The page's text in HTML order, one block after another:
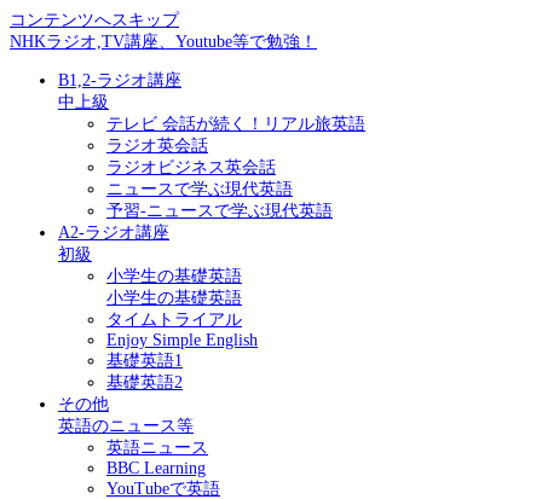
コンテンツへスキップ
NHKラジオ,TV講座、Youtube等で勉強！
B1,2-ラジオ講座
中上級
テレビ 会話が続く！リアル旅英語
ラジオ英会話
ラジオビジネス英会話
ニュースで学ぶ現代英語
予習-ニュースで学ぶ現代英語
A2-ラジオ講座
初級
小学生の基礎英語
小学生の基礎英語
タイムトライアル
Enjoy Simple English
基礎英語1
基礎英語2
その他
英語のニュース等
英語ニュース
BBC Learning
YouTubeで英語